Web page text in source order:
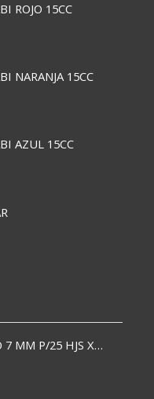
ROJO 15CC
NARANJA 15CC
AZUL 15CC
ESPIRAL PLASTICO 7 MM P/25 HJS X50x3000